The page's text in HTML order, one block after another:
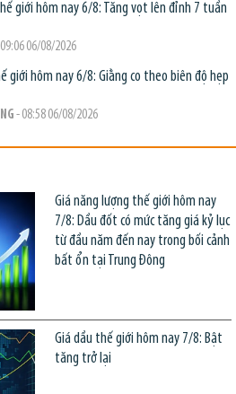
giới hôm nay 6/8: Tăng vọt lên đỉnh 7 tuần
06/08/2026
giới hôm nay 6/8: Giằng co theo biên độ hẹp
- 08:58 06/08/2026
Giá năng lượng thế giới hôm nay
7/8: Dầu đốt có mức tăng giá kỷ lục
từ đầu năm đến nay trong bối cảnh
bất ổn tại Trung Đông
Giá dầu thế giới hôm nay 7/8: Bật
tăng trở lại